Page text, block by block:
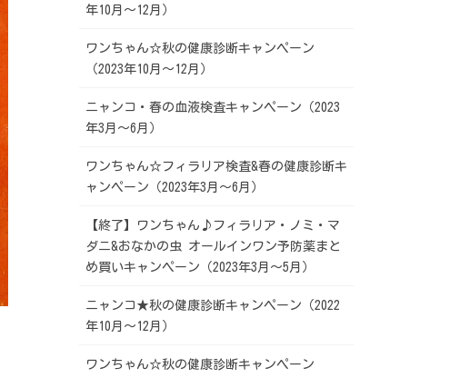
年10月～12月）
ワンちゃん☆秋の健康診断キャンペーン
（2023年10月～12月）
ニャンコ・春の血液検査キャンペーン（2023
年3月～6月）
ワンちゃん☆フィラリア検査&春の健康診断キ
ャンペーン（2023年3月～6月）
【終了】ワンちゃん♪フィラリア・ノミ・マ
ダニ&おなかの虫 オールインワン予防薬まと
め買いキャンペーン（2023年3月～5月）
ニャンコ★秋の健康診断キャンペーン（2022
年10月～12月）
ワンちゃん☆秋の健康診断キャンペーン